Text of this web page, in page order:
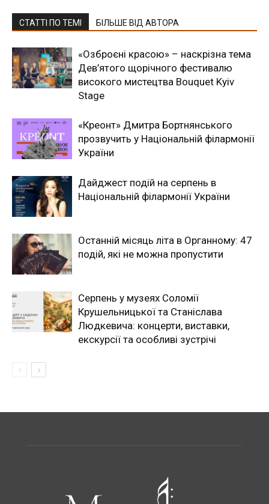
СТАТТІ ПО ТЕМІ БІЛЬШЕ ВІД АВТОРА
«Озброєні красою» – наскрізна тема
Дев’ятого щорічного фестивалю
високого мистецтва Bouquet Kyiv
Stage
«Креонт» Дмитра Бортнянського
прозвучить у Національній філармонії
України
Дайджест подій на серпень в
Національній філармонії України
Останній місяць літа в Органному: 47
подій, які не можна пропустити
Серпень у музеях Соломії
Крушельницької та Станіслава
Людкевича: концерти, виставки,
екскурсії та особливі зустрічі